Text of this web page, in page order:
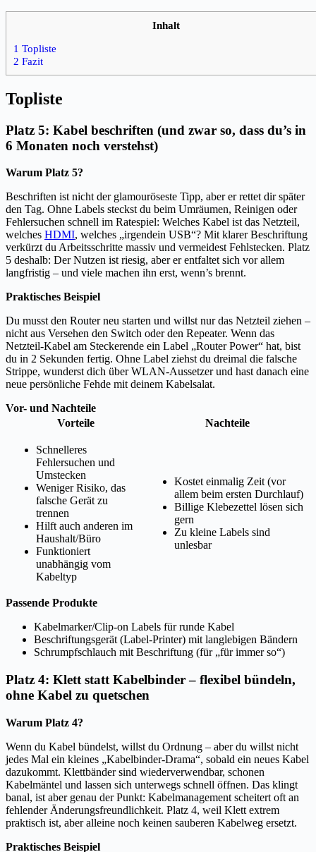
Inhalt
1 Topliste
2 Fazit
Topliste
Platz 5: Kabel beschriften (und zwar so, dass du’s in
6 Monaten noch verstehst)
Warum Platz 5?
Beschriften ist nicht der glamouröseste Tipp, aber er rettet dir später
den Tag. Ohne Labels steckst du beim Umräumen, Reinigen oder
Fehlersuchen schnell im Ratespiel: Welches Kabel ist das Netzteil,
welches HDMI, welches „irgendein USB“? Mit klarer Beschriftung
verkürzt du Arbeitsschritte massiv und vermeidest Fehlstecken. Platz
5 deshalb: Der Nutzen ist riesig, aber er entfaltet sich vor allem
langfristig – und viele machen ihn erst, wenn’s brennt.
Praktisches Beispiel
Du musst den Router neu starten und willst nur das Netzteil ziehen –
nicht aus Versehen den Switch oder den Repeater. Wenn das
Netzteil-Kabel am Steckerende ein Label „Router Power“ hat, bist
du in 2 Sekunden fertig. Ohne Label ziehst du dreimal die falsche
Strippe, wunderst dich über WLAN-Aussetzer und hast danach eine
neue persönliche Fehde mit deinem Kabelsalat.
Vor- und Nachteile
Vorteile
Nachteile
Schnelleres
Fehlersuchen und
Umstecken
Weniger Risiko, das
falsche Gerät zu
trennen
Hilft auch anderen im
Haushalt/Büro
Funktioniert
unabhängig vom
Kabeltyp
Kostet einmalig Zeit (vor
allem beim ersten Durchlauf)
Billige Klebezettel lösen sich
gern
Zu kleine Labels sind
unlesbar
Passende Produkte
Kabelmarker/Clip-on Labels für runde Kabel
Beschriftungsgerät (Label-Printer) mit langlebigen Bändern
Schrumpfschlauch mit Beschriftung (für „für immer so“)
Platz 4: Klett statt Kabelbinder – flexibel bündeln,
ohne Kabel zu quetschen
Warum Platz 4?
Wenn du Kabel bündelst, willst du Ordnung – aber du willst nicht
jedes Mal ein kleines „Kabelbinder-Drama“, sobald ein neues Kabel
dazukommt. Klettbänder sind wiederverwendbar, schonen
Kabelmäntel und lassen sich unterwegs schnell öffnen. Das klingt
banal, ist aber genau der Punkt: Kabelmanagement scheitert oft an
fehlender Änderungsfreundlichkeit. Platz 4, weil Klett extrem
praktisch ist, aber alleine noch keinen sauberen Kabelweg ersetzt.
Praktisches Beispiel